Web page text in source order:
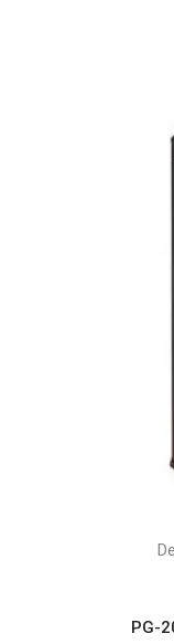
PG-